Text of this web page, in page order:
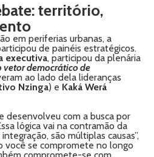
território,
em periferias urbanas, a
de painéis estratégicos.
executiva, participou da plenária
vetor democrático de
ao lado dela lideranças
Nzinga) e Kaká Werá
desenvolveu com a busca por
lógica vai na contramão da
são múltiplas causas”,
você se compromete no longo